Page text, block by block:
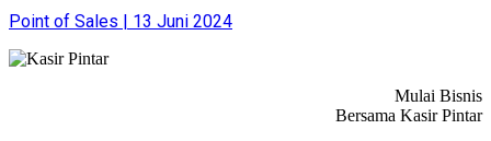
Point of Sales | 13 Juni 2024
Mulai Bisnis
Bersama Kasir Pintar